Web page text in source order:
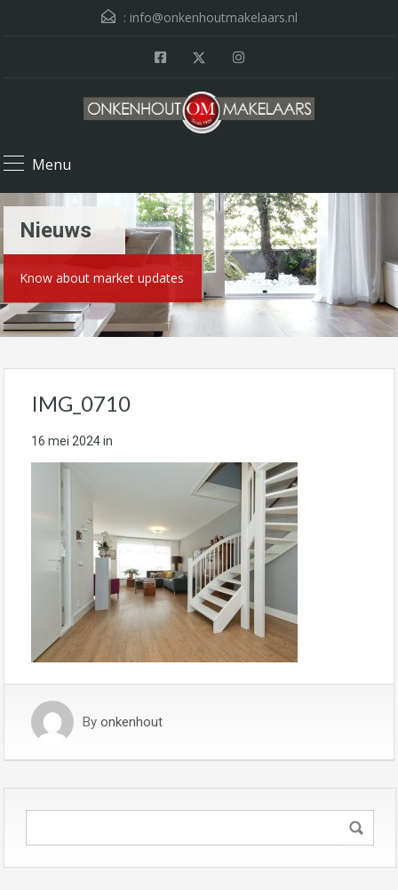
: info@onkenhoutmakelaars.nl
Menu
Nieuws
Know about market updates
IMG_0710
16 mei 2024in
By onkenhout